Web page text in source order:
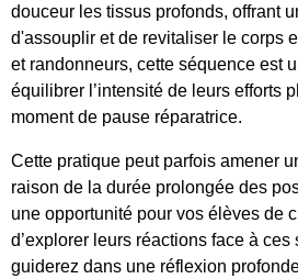
douceur les tissus profonds, offrant
d'assouplir et de revitaliser le corps
et randonneurs, cette séquence est
équilibrer l’intensité de leurs efforts
moment de pause réparatrice.
Cette pratique peut parfois amener
raison de la durée prolongée des
une opportunité pour vos élèves de
d’explorer leurs réactions face à
guiderez dans une réflexion